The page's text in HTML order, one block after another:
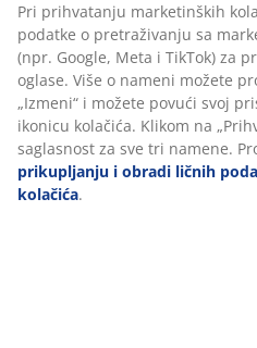
Tehnički podaci
Recenzije
( 11)
Pri prihvatanju marketinških
podatke o pretraživanju sa
(npr. Google, Meta i TikTok) za
oglase. Više o nameni možete
„Izmeni“ i možete povući svoj
ikonicu kolačića. Klikom na
saglasnost za sve tri namene.
prikupljanju i obradi ličnih
kolačića.